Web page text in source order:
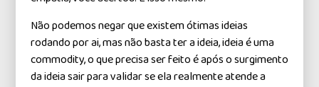
Não podemos negar que existem ótimas ideias
rodando por ai, mas não basta ter a ideia, ideia é uma
commodity, o que precisa ser feito é após o surgimento
da ideia sair para validar se ela realmente atende a